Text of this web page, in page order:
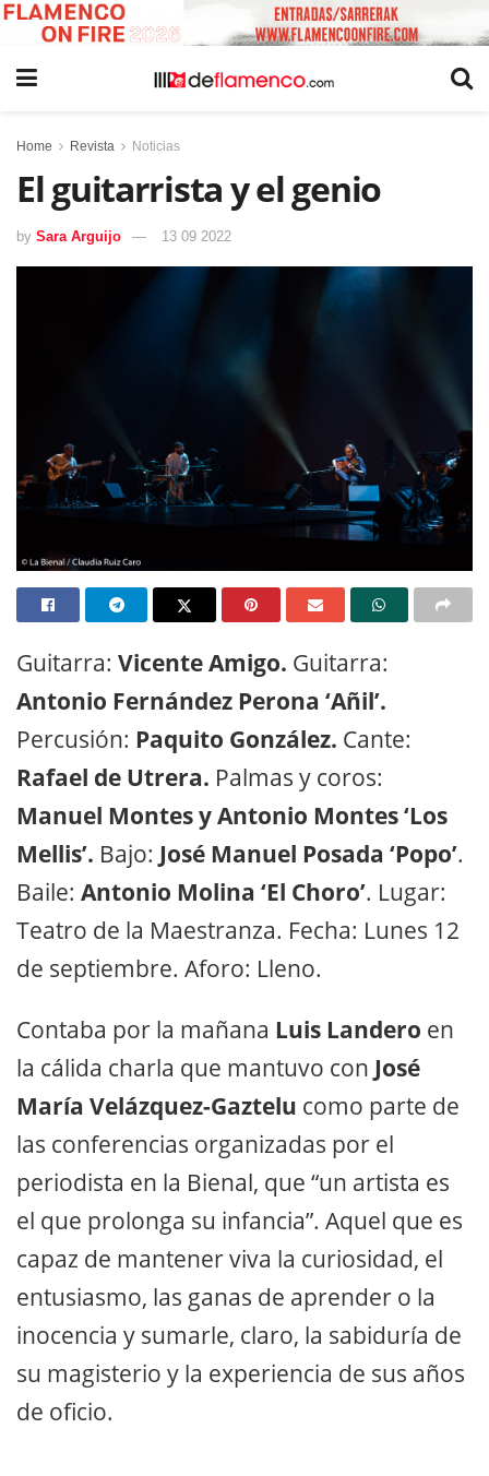
Home Revista Noticias
El guitarrista y el genio
by Sara Arguijo 13 09 2022
Guitarra: Vicente Amigo. Guitarra:
Antonio Fernández Perona ‘Añil’.
Percusión: Paquito González. Cante:
Rafael de Utrera. Palmas y coros:
Manuel Montes y Antonio Montes ‘Los
Mellis’. Bajo: José Manuel Posada ‘Popo’.
Baile: Antonio Molina ‘El Choro’. Lugar:
Teatro de la Maestranza. Fecha: Lunes 12
de septiembre. Aforo: Lleno.
Contaba por la mañana Luis Landero en
la cálida charla que mantuvo con José
María Velázquez-Gaztelu como parte de
las conferencias organizadas por el
periodista en la Bienal, que “un artista es
el que prolonga su infancia”. Aquel que es
capaz de mantener viva la curiosidad, el
entusiasmo, las ganas de aprender o la
inocencia y sumarle, claro, la sabiduría de
su magisterio y la experiencia de sus años
de oficio.